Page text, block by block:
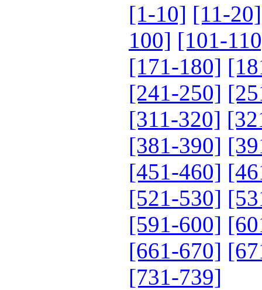
[1-10] [11-20]
100] [101-
[171-180]
[241-250]
[311-320]
[381-390]
[451-460]
[521-530]
[591-600]
[661-670]
[731-739]